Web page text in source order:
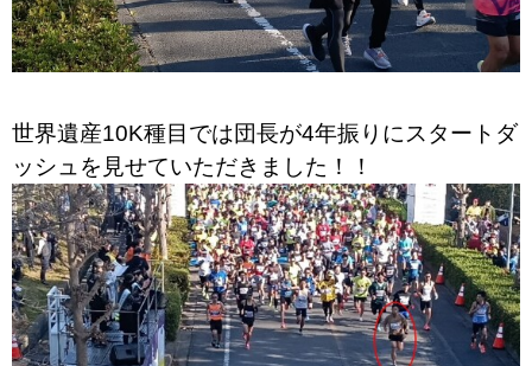
世界遺産10K種目では団長が4年振りにスタートダ
ッシュを見せていただきました！！